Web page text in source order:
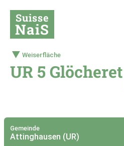
Suisse
NaiS
Weiserfläche
UR 5 Glöcheret
–
Gemeinde
Attinghausen (UR)